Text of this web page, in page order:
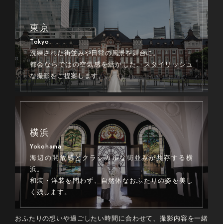
東京
Tokyo
洗練された街並みや日常の風景を舞台に。
都会ならではの空気感を活かした、スタイリッシュ
な撮影をご提案します。
横浜
Yokohama
海辺の開放感とクラシカルな街並みが共存する横
浜。
和装・洋装を問わず、自然体なおふたりの姿を美し
く残します。
おふたりの想いや過ごしたい時間に合わせて、撮影内容を一緒